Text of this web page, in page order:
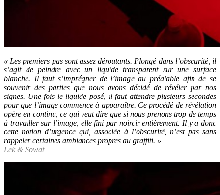
« Les premiers pas sont assez déroutants. Plongé dans l’obscurité, il
s’agit de peindre avec un liquide transparent sur une surface
blanche. Il faut s’imprégner de l’image au préalable afin de se
souvenir des parties que nous avons décidé de révéler par nos
signes. Une fois le liquide posé, il faut attendre plusieurs secondes
pour que l’image commence à apparaître. Ce procédé de révélation
opère en continu, ce qui veut dire que si nous prenons trop de temps
à travailler sur l’image, elle fini par noircir entièrement. Il y a donc
cette notion d’urgence qui, associée à l’obscurité, n’est pas sans
rappeler certaines ambiances propres au graffiti. »
Lek & Sowat